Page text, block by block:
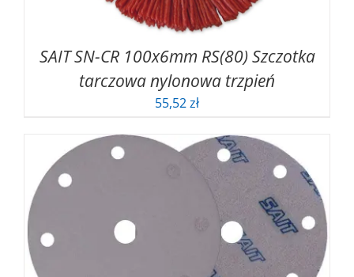
SAIT SN-CR 100x6mm RS(80) Szczotka
tarczowa nylonowa trzpień
55,52zł